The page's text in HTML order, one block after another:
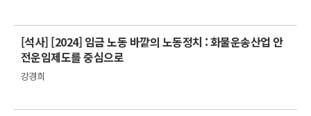
[석사] [2024] 임금 노동 바깥의 노동정치 : 화물운송산업 안
전운임제도를 중심으로
강경희